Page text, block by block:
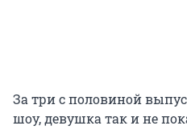
За три с половиной
шоу, девушка так и не